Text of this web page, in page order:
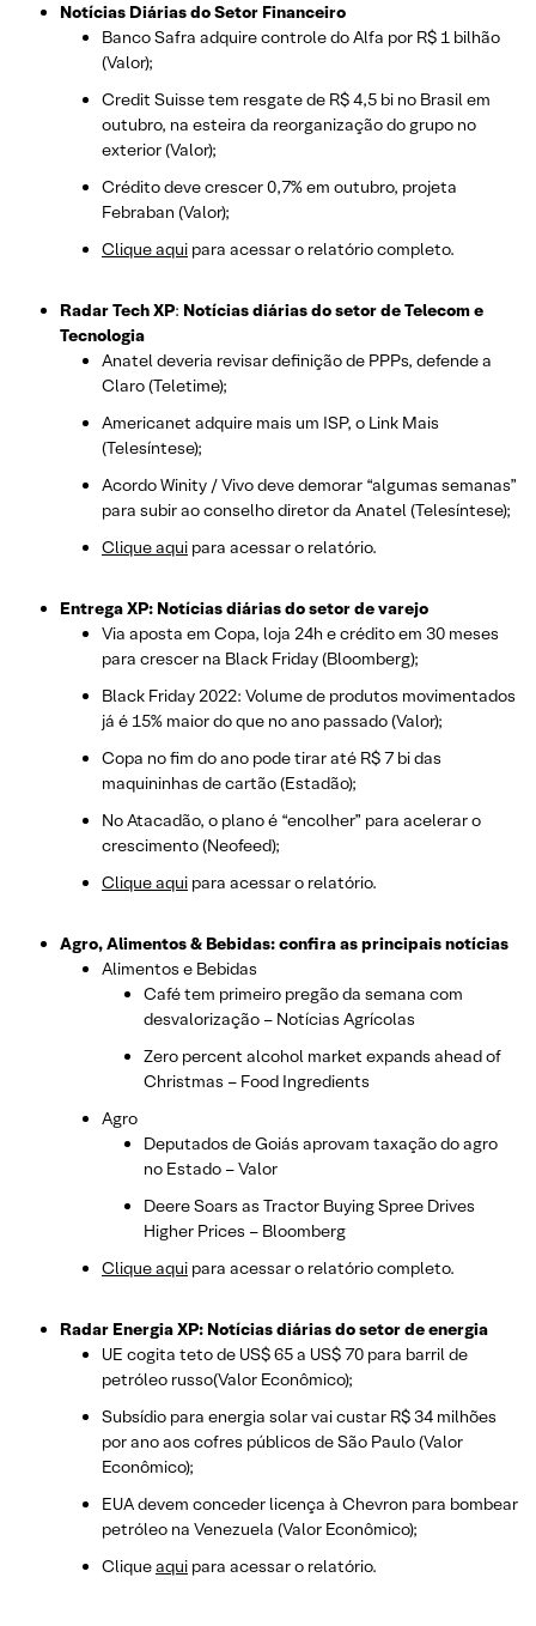
Notícias Diárias do Setor Financeiro
Banco Safra adquire controle do Alfa por R$ 1 bilhão
(Valor);
Credit Suisse tem resgate de R$ 4,5 bi no Brasil em
outubro, na esteira da reorganização do grupo no
exterior (Valor);
Crédito deve crescer 0,7% em outubro, projeta
Febraban (Valor);
Clique aqui para acessar o relatório completo.
Radar Tech XP: Notícias diárias do setor de Telecom e
Tecnologia
Anatel deveria revisar definição de PPPs, defende a
Claro (Teletime);
Americanet adquire mais um ISP, o Link Mais
(Telesíntese);
Acordo Winity / Vivo deve demorar “algumas semanas”
para subir ao conselho diretor da Anatel (Telesíntese);
Clique aqui para acessar o relatório.
Entrega XP: Notícias diárias do setor de varejo
Via aposta em Copa, loja 24h e crédito em 30 meses
para crescer na Black Friday (Bloomberg);
Black Friday 2022: Volume de produtos movimentados
já é 15% maior do que no ano passado (Valor);
Copa no fim do ano pode tirar até R$ 7 bi das
maquininhas de cartão (Estadão);
No Atacadão, o plano é “encolher” para acelerar o
crescimento (Neofeed);
Clique aqui para acessar o relatório.
Agro, Alimentos & Bebidas: confira as principais notícias
Alimentos e Bebidas
Café tem primeiro pregão da semana com
desvalorização – Notícias Agrícolas
Zero percent alcohol market expands ahead of
Christmas – Food Ingredients
Agro
Deputados de Goiás aprovam taxação do agro
no Estado – Valor
Deere Soars as Tractor Buying Spree Drives
Higher Prices – Bloomberg
Clique aqui para acessar o relatório completo.
Radar Energia XP: Notícias diárias do setor de energia
UE cogita teto de US$ 65 a US$ 70 para barril de
petróleo russo(Valor Econômico);
Subsídio para energia solar vai custar R$ 34 milhões
por ano aos cofres públicos de São Paulo (Valor
Econômico);
EUA devem conceder licença à Chevron para bombear
petróleo na Venezuela (Valor Econômico);
Cliqueaqui para acessar o relatório.